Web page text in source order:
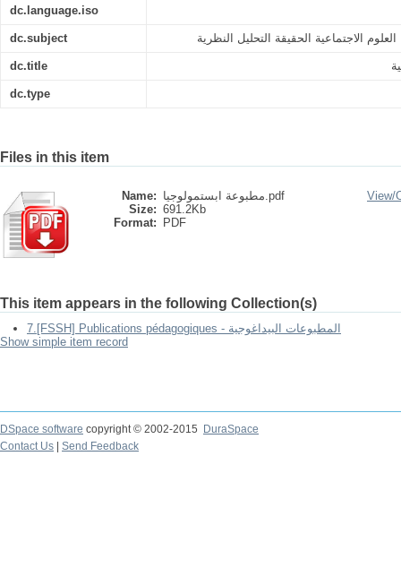
dc.language.iso
dc.subject الاجتماعية الحقيقة التحليل النظرية
dc.title
dc.type
Files in this item
Name:
مطبوعة ابستمولوجيا.pdf
Size: 691.2Kb
Format:
PDF
View/
This item appears in the following Collection(s)
7.[FSSH] Publications pédagogiques - المطبوعات البيداغوجية
Show simple item record
DSpace software copyright © 2002-2015
DuraSpace
Contact Us
Send Feedback